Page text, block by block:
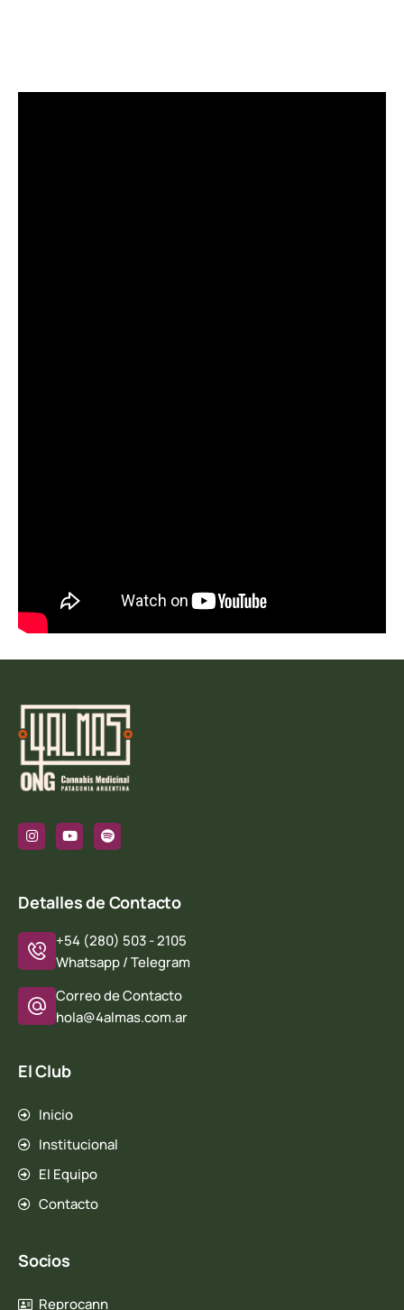
Detalles de Contacto
+54 (280) 503 - 2105
Whatsapp / Telegram
Correo de Contacto
hola@4almas.com.ar
El Club
Inicio
Institucional
El Equipo
Contacto
Socios
Reprocann